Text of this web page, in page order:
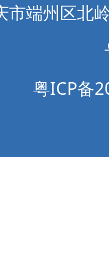
市端州区北
粤ICP备